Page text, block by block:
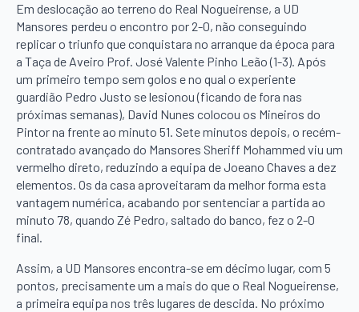
Em deslocação ao terreno do Real Nogueirense, a UD
Mansores perdeu o encontro por 2-0, não conseguindo
replicar o triunfo que conquistara no arranque da época para
a Taça de Aveiro Prof. José Valente Pinho Leão (1-3). Após
um primeiro tempo sem golos e no qual o experiente
guardião Pedro Justo se lesionou (ficando de fora nas
próximas semanas), David Nunes colocou os Mineiros do
Pintor na frente ao minuto 51. Sete minutos depois, o recém-
contratado avançado do Mansores Sheriff Mohammed viu um
vermelho direto, reduzindo a equipa de Joeano Chaves a dez
elementos. Os da casa aproveitaram da melhor forma esta
vantagem numérica, acabando por sentenciar a partida ao
minuto 78, quando Zé Pedro, saltado do banco, fez o 2-0
final.
Assim, a UD Mansores encontra-se em décimo lugar, com 5
pontos, precisamente um a mais do que o Real Nogueirense,
a primeira equipa nos três lugares de descida. No próximo